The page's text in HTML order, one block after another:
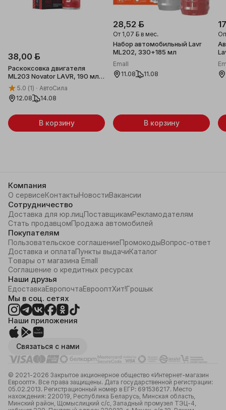
38,00 ƃ
Раскоксовка двигателя
ML203 Novator LAVR, 190 мл /
Ln2506
5.0 (1)
АвтоСила
12.08
14.08
В корзину
28,52 ƃ
От 1,07 ƃ в мес.
Набор автомобильный Lavr
ML202, 330+185 мл
Emall
11.08
11.08
В корзину
Компания
О сервисеКонтактыНовостиВакансии
Сотрудничество
Доставка для юр.лицПоставщикамРекламодателям
Стать продавцомПродажа автомобилей
Покупателям
Пользовательское соглашениеПромокодыВопрос-ответ
Доставка и оплатаПункты выдачиКаталог
Товары от магазина Emall
Соглашение о кредитных ресурсах
Наши друзья
ЕдоставкаЕвропочтаЕврооптХит!Грошык
Мы в соц. сетях
Наши приложения
Связаться с нами
© 2021-2026 Закрытое акционерное общество «Интернет-магазин
Евроопт». Все права защищены. Дата государственной регистрации:
05.02.2013. Регистрационный номер в ЕГР: 691536217. Место
нахождения: 220019, Республика Беларусь, Минская область,
Минский район, Щомыслицкий с/с, Западный промузел ТЭЦ-4,